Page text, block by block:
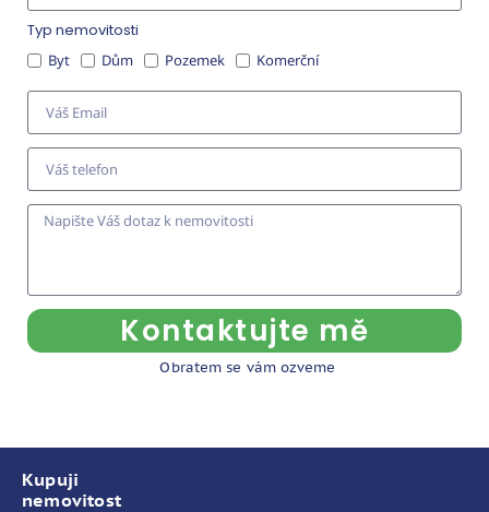
Typ nemovitosti
Byt Dům Pozemek Komerční
Kontaktujte mě
Obratem se vám ozveme
Kupuji
nemovitost